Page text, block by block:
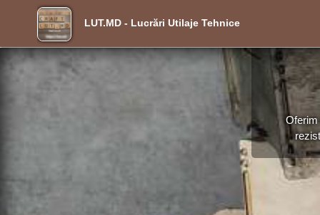
LUT.MD - Lucrări Utilaje Tehnice
Oferim